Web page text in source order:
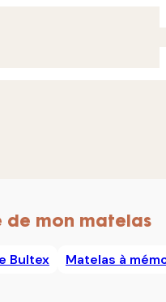
de mon matelas
Bultex Matelas à